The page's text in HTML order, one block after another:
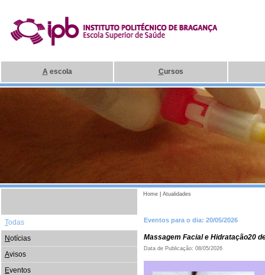
A escola Cursos
Home Atualidades
Todas
Notícias
Avisos
Eventos
Eventos para o dia: 20/05/2026
Massagem Facial e Hidratação20
Data de Publicação: 08/05/2026